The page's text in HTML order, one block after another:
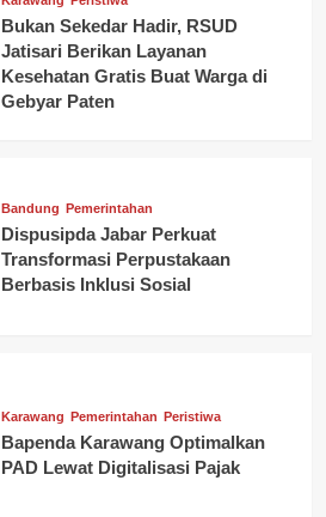
Bukan Sekedar Hadir, RSUD
Jatisari Berikan Layanan
Kesehatan Gratis Buat Warga di
Gebyar Paten
Bandung Pemerintahan
Dispusipda Jabar Perkuat
Transformasi Perpustakaan
Berbasis Inklusi Sosial
Karawang Pemerintahan Peristiwa
Bapenda Karawang Optimalkan
PAD Lewat Digitalisasi Pajak